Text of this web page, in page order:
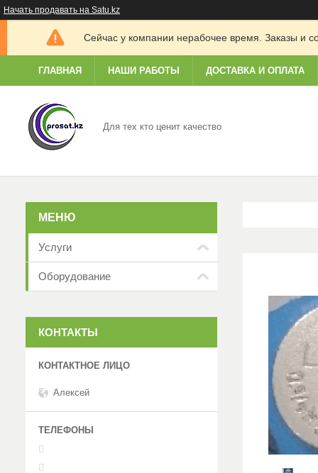
Начать продавать на Satu.kz
Сейчас у компании нерабочее время. Заказы и
ГЛАВНАЯ НАШИ РАБОТЫ ДОСТАВКА И ОПЛАТА
Для тех кто ценит качество
Услуги
Оборудование
КОНТАКТЫ
Алексей